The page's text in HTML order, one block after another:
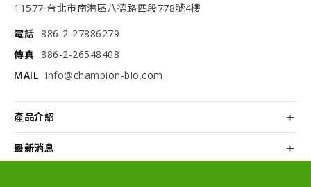
11577 台北市南港區八德路四段778號4樓
電話 886-2-27886279
傳真 886-2-26548408
MAIL info@champion-bio.com
產品介紹
最新消息